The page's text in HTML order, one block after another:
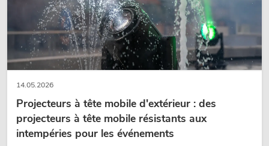
14.05.2026
Projecteurs à tête mobile d'extérieur : des
projecteurs à tête mobile résistants aux
intempéries pour les événements